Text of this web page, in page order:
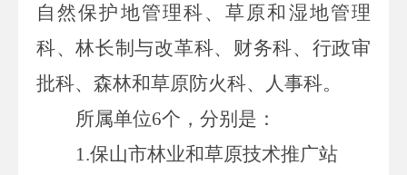
自然保护地管理科、草原和湿地管理
科、林长制与改革科、财务科、行政审
批科、森林和草原防火科、人事科。
所属单位6个，分别是：
1.保山市林业和草原技术推广站